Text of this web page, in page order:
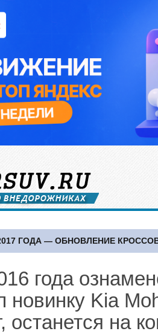
ГОДА — ОБНОВЛЕНИЕ
года
новинку Kia
останется на